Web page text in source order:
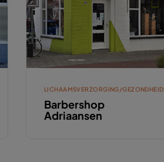
LICHAAMSVERZORGING/GEZONDHEID
Barbershop
Adriaansen